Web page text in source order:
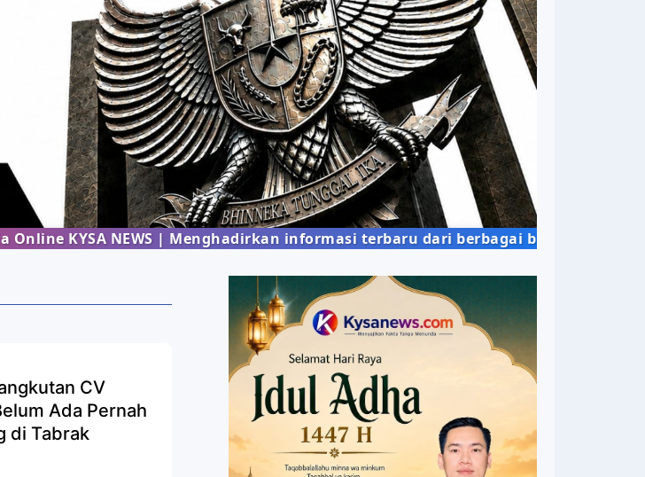
informasi terbaru dari berbagai bidang kehidupan masyarakat
CV
Ada Pernah
di Tabrak